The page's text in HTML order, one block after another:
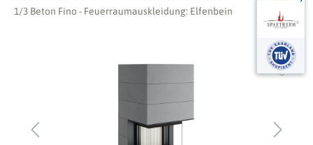
1/3 Beton Fino - Feuerraumauskleidung: Elfenbein